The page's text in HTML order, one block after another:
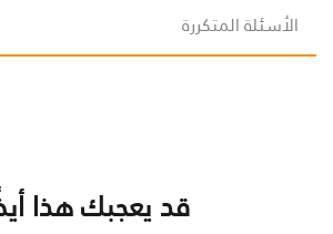
الأسئلة المتكررة
قد يعجبك هذا